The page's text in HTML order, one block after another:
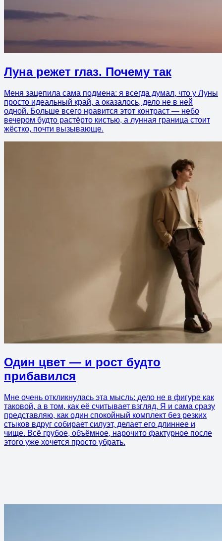
Луна режет глаз. Почему так
Меня зацепила сама подмена: я всегда думал, что у Луны
просто идеальный край, а оказалось, дело не в ней
одной. Больше всего нравится этот контраст — небо
вечером будто растёрто кистью, а лунная граница стоит
жёстко, почти вызывающе.
Один цвет — и рост будто
прибавился
Мне очень откликнулась эта мысль: дело не в фигуре как
таковой, а в том, как её считывает взгляд. Я и сама сразу
представляю, как один спокойный комплект без резких
стыков вдруг собирает силуэт, делает его длиннее и
чище. Всё грубое, объёмное, нарочито фактурное после
этого уже хочется просто убрать.